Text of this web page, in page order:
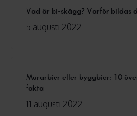
Vad är bi-skägg? Varför bildas
5 augusti 2022
Murarbier eller byggbier: 10
fakta
11 augusti 2022